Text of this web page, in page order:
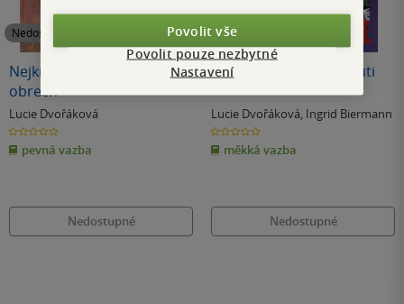
Nedostupné
Nejkrásnější pohádky o
obrech
Lucie Dvořáková
0.0
z
5
hvězdiček
pevná vazba
Nedostupné
Nedostupné
Andělé na vánoční pouti
Lucie Dvořáková, Ingrid Biermann
0.0
z
5
hvězdiček
měkká vazba
Nedostupné
Povolit vše
Povolit pouze nezbytné
Nastavení